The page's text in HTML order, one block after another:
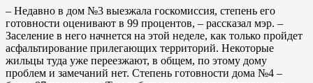
– Недавно в дом №3 выезжала госкомиссия, степень его
готовности оценивают в 99 процентов, – рассказал мэр. –
Заселение в него начнется на этой неделе, как только пройдет
асфальтирование прилегающих территорий. Некоторые
жильцы туда уже переезжают, в общем, по этому дому
проблем и замечаний нет. Степень готовности дома №4 –